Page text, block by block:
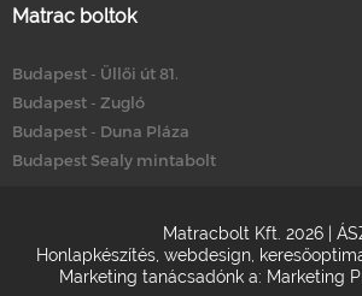
Matrac boltok
Budapest - Üllői út 81.
Budapest - Zugló
Budapest - Duna Pláza
Budapest Sealy mintabolt
Matracbolt Kft. 2026 |
Honlapkészítés webdesign
Marketing tanácsadónk a: Marketing